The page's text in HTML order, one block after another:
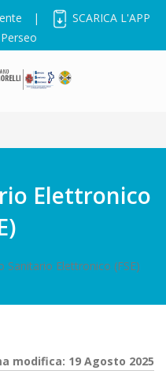
|
SCARICA L'APP
Elettronico
Sanitario Elettronico (FSE)
modifica: 19 Agosto 2025